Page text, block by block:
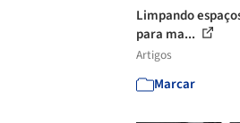
Limpando
para ma...
Artigos
Marcar